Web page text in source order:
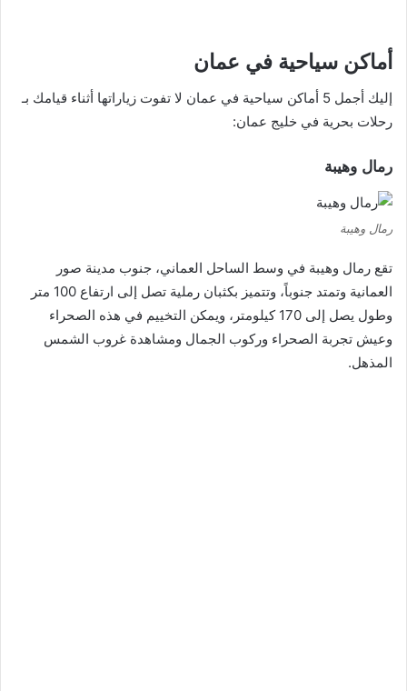
أماكن سياحية في عمان
إليك أجمل 5 أماكن سياحية في عمان لا تفوت زياراتها أثناء قيامك بـ
رحلات بحرية في خليج عمان:
رمال وهيبة
رمال وهيبة
تقع رمال وهيبة في وسط الساحل العماني، جنوب مدينة صور
العمانية وتمتد جنوباً، وتتميز بكثبان رملية تصل إلى ارتفاع 100 متر
وطول يصل إلى 170 كيلومتر، ويمكن التخييم في هذه الصحراء
وعيش تجربة الصحراء وركوب الجمال ومشاهدة غروب الشمس
المذهل.